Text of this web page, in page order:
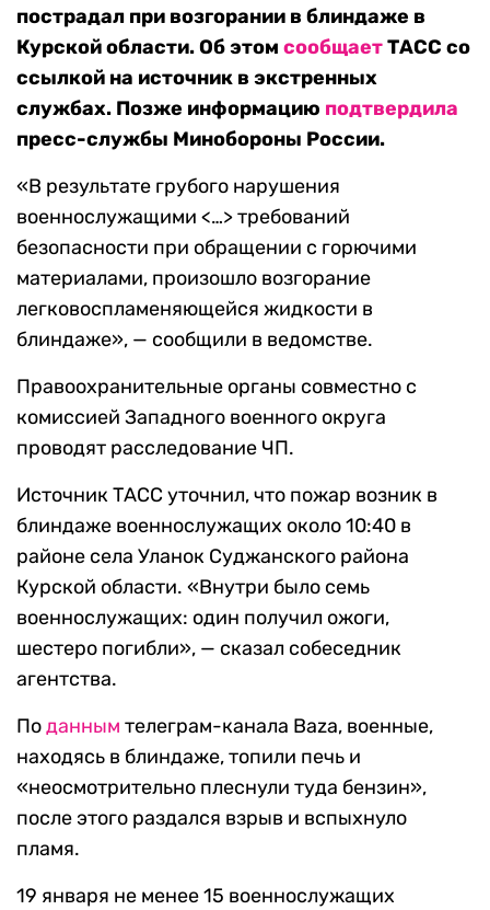
пострадал при возгорании в блиндаже в
Курской области. Об этом сообщаетТАСС со
ссылкой на источник в экстренных
службах. Позже информацию подтвердила
пресс-службы Минобороны России.
«В результате грубого нарушения
военнослужащими <…> требований
безопасности при обращении с горючими
материалами, произошло возгорание
легковоспламеняющейся жидкости в
блиндаже», — сообщили в ведомстве.
Правоохранительные органы совместно с
комиссией Западного военного округа
проводят расследование ЧП.
Источник ТАСС уточнил, что пожар возник в
блиндаже военнослужащих около 10:40 в
районе села Уланок Суджанского района
Курской области. «Внутри было семь
военнослужащих: один получил ожоги,
шестеро погибли», — сказал собеседник
агентства.
Поданным телеграм-канала Baza, военные,
находясь в блиндаже, топили печь и
«неосмотрительно плеснули туда бензин»,
после этого раздался взрыв и вспыхнуло
пламя.
19 января не менее 15 военнослужащих